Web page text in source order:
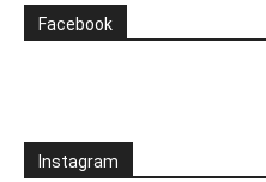
Facebook
Instagram